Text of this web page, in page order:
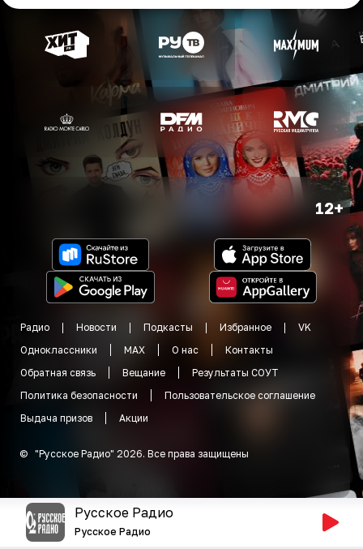
12+
Радио Новости Подкасты Избранное
VK
Одноклассники
MAX О нас
Контакты
Обратная связь
Вещание
Результаты СОУТ
Политика безопасности
Пользовательское соглашение
Выдача призов
Акции
© "Русское Радио" 2026. Все права защищены
Русское Радио
Русское Радио